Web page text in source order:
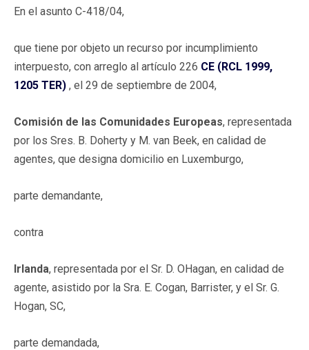
En el asunto C-418/04,
que tiene por objeto un recurso por incumplimiento
interpuesto, con arreglo al artículo 226 CE (RCL 1999,
1205 TER) , el 29 de septiembre de 2004,
Comisión de las Comunidades Europeas, representada
por los Sres. B. Doherty y M. van Beek, en calidad de
agentes, que designa domicilio en Luxemburgo,
parte demandante,
contra
Irlanda, representada por el Sr. D. OHagan, en calidad de
agente, asistido por la Sra. E. Cogan, Barrister, y el Sr. G.
Hogan, SC,
parte demandada,